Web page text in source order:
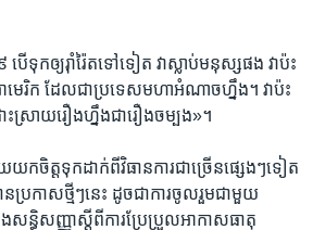
ើទុក​ឲ្យ​រ៉ាំរ៉ៃ​តទៅ​ទៀត ​វា​ស្លាប់​មនុស្ស​ផង ​វា​ប៉ះ
ាមេរិក​ ដែល​ជា​ប្រទេស​មហា​អំណាច​ហ្នឹង។ ​វា​ប៉ះ
ោះស្រាយ​រឿង​ហ្នឹង​ជា​រឿង​ចម្បង»។​
ចិត្ត​ទុកដាក់​ពី​វិធានការ​ជាច្រើន​ផ្សេងៗ​ទៀត​
រកាស​ថ្មីៗ​នេះ​ ដូចជា​ការ​ចូលរួម​ជាមួយ​
ន្ធិសញ្ញា​ស្តីពី​ការ​ប្រែប្រួល​អាកាសធាតុ​